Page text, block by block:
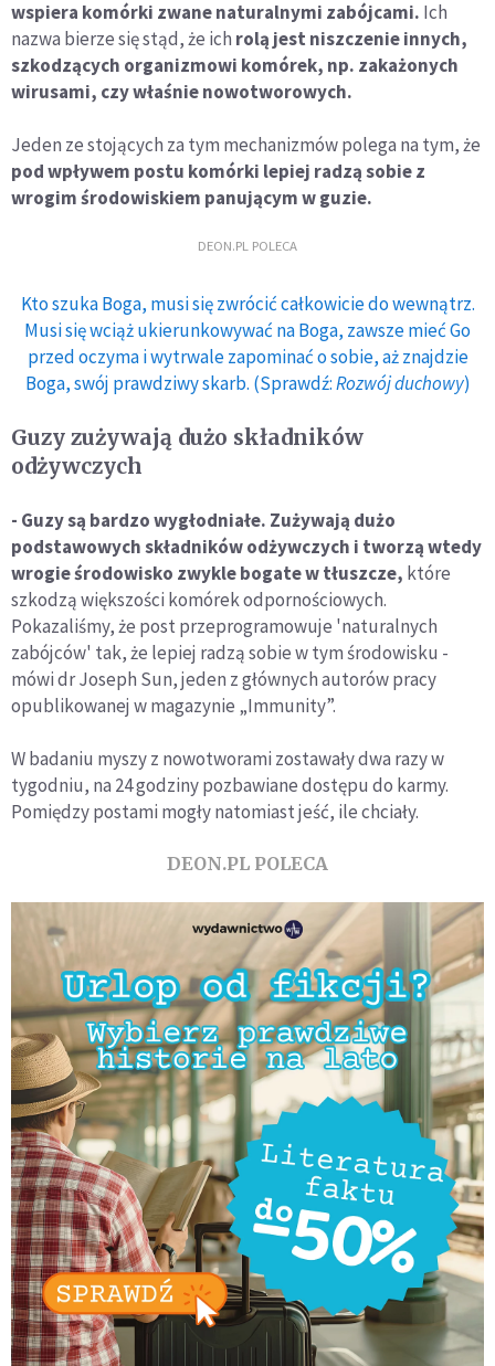
wspiera komórki zwane naturalnymi zabójcami. Ich
nazwa bierze się stąd, że ich rolą jest niszczenie innych,
szkodzących organizmowi komórek, np. zakażonych
wirusami, czy właśnie nowotworowych.
Jeden ze stojących za tym mechanizmów polega na tym, że
pod wpływem postu komórki lepiej radzą sobie z
wrogim środowiskiem panującym w guzie.
DEON.PL POLECA
Kto szuka Boga, musi się zwrócić całkowicie do wewnątrz.
Musi się wciąż ukierunkowywać na Boga, zawsze mieć Go
przed oczyma i wytrwale zapominać o sobie, aż znajdzie
Boga, swój prawdziwy skarb. (Sprawdź:Rozwój duchowy)
Guzy zużywają dużo składników
odżywczych
- Guzy są bardzo wygłodniałe. Zużywają dużo
podstawowych składników odżywczych i tworzą wtedy
wrogie środowisko zwykle bogate w tłuszcze, które
szkodzą większości komórek odpornościowych.
Pokazaliśmy, że post przeprogramowuje 'naturalnych
zabójców' tak, że lepiej radzą sobie w tym środowisku -
mówi dr Joseph Sun, jeden z głównych autorów pracy
opublikowanej w magazynie „Immunity”.
W badaniu myszy z nowotworami zostawały dwa razy w
tygodniu, na 24 godziny pozbawiane dostępu do karmy.
Pomiędzy postami mogły natomiast jeść, ile chciały.
DEON.PL POLECA